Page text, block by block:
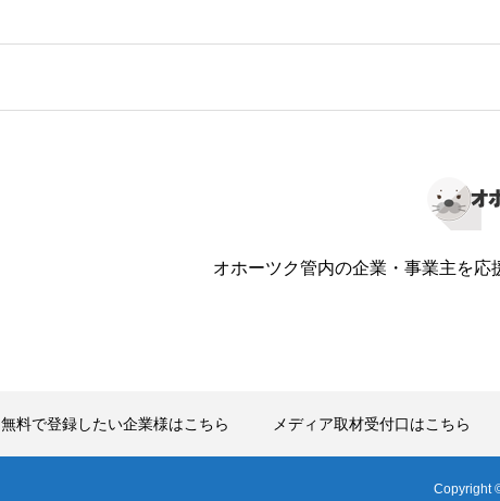
オホーツク管内の企業・事業主を
無料で登録したい企業様はこちら メディア取材受付口はこちら
Copyright